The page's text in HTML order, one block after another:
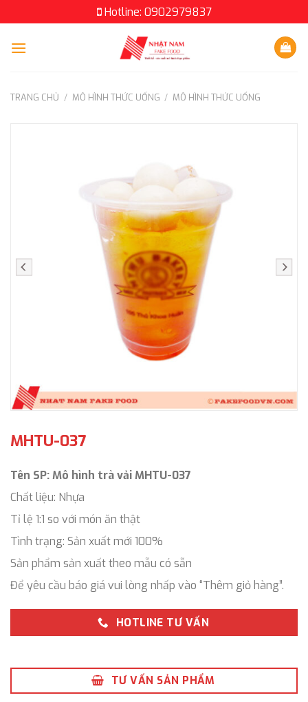
to
content
Hotline: 0902979837
TRANG CHỦ / MÔ HÌNH THỨC UỐNG / MÔ HÌNH THỨC UỐNG
MHTU-037
Tên SP: Mô hình trà vải MHTU-037
Chất liệu: Nhựa
Tỉ lệ 1:1 so với món ăn thật
Tình trạng: Sản xuất mới 100%
Sản phẩm sản xuất theo mẫu có sẵn
Để yêu cầu báo giá vui lòng nhấp vào “Thêm giỏ hàng”.
HOTLINE TƯ VẤN
TƯ VẤN SẢN PHẨM